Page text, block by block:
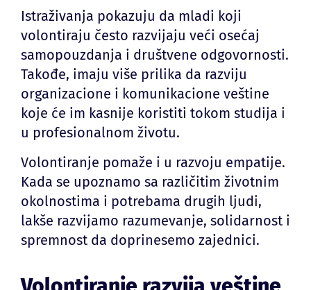
Istraživanja pokazuju da mladi koji
volontiraju često razvijaju veći osećaj
samopouzdanja i društvene odgovornosti.
Takođe, imaju više prilika da razviju
organizacione i komunikacione veštine
koje će im kasnije koristiti tokom studija i
u profesionalnom životu.
Volontiranje pomaže i u razvoju empatije.
Kada se upoznamo sa različitim životnim
okolnostima i potrebama drugih ljudi,
lakše razvijamo razumevanje, solidarnost i
spremnost da doprinesemo zajednici.